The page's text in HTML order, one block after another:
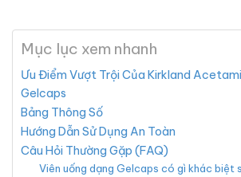
Mục lục xem nhanh
Ưu Điểm Vượt Trội Của Kirkland
Gelcaps
Bảng Thông Số
Hướng Dẫn Sử Dụng An Toàn
Câu Hỏi Thường Gặp (FAQ)
Viên uống dạng Gelcaps có gì khác biệt